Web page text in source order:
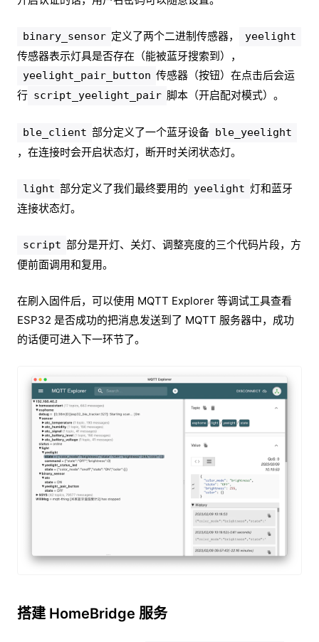
binary_sensor 定义了两个二进制传感器， yeelight
传感器表示灯具是否存在（能被蓝牙搜索到），
yeelight_pair_button 传感器（按钮）在点击后会运
行 script_yeelight_pair 脚本（开启配对模式）。
ble_client 部分定义了一个蓝牙设备 ble_yeelight
，在连接时会开启状态灯，断开时关闭状态灯。
light 部分定义了我们最终要用的 yeelight 灯和蓝牙
连接状态灯。
script 部分是开灯、关灯、调整亮度的三个代码片段，方
便前面调用和复用。
在刷入固件后，可以使用 MQTT Explorer 等调试工具查看
ESP32 是否成功的把消息发送到了 MQTT 服务器中，成功
的话便可进入下一环节了。
搭建 HomeBridge 服务